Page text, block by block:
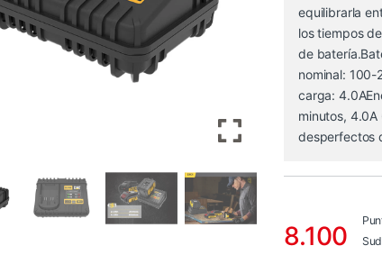
equilibrarla
los tiempos
de
nominal:
carga:
minutos,
desperfectos
8.100